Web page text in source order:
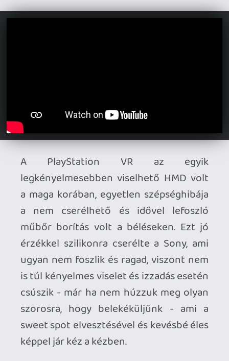
műbőr borítás volt a béléseken. Ezt jó
érzékkel szilikonra cserélte a Sony, ami
Mivel a PlayStation VR2 párnái pillanatok
alatt és egyszerűen cserélhetőek, itt jön
képbe a Globular Cluster CMP2
kínál alternatívaként:
mosható szivacsokat
műbőr bevonatú, ZSELÉS párnákat
(ezzel egész évben elkísérhet a
Karácsony hangulata)
zselés, mosható front párnát.
A sweet spot megőrzését a hátsó,
gömbsüveg formájú rögzítés, valamint a
két rögzítőpontot összekötő - normál
vagy párnázott - fejpánt hívatott javítani.
A gömbsüveg alapértelmezetten egy
bordázott szilikonsapkát kapott, ami a